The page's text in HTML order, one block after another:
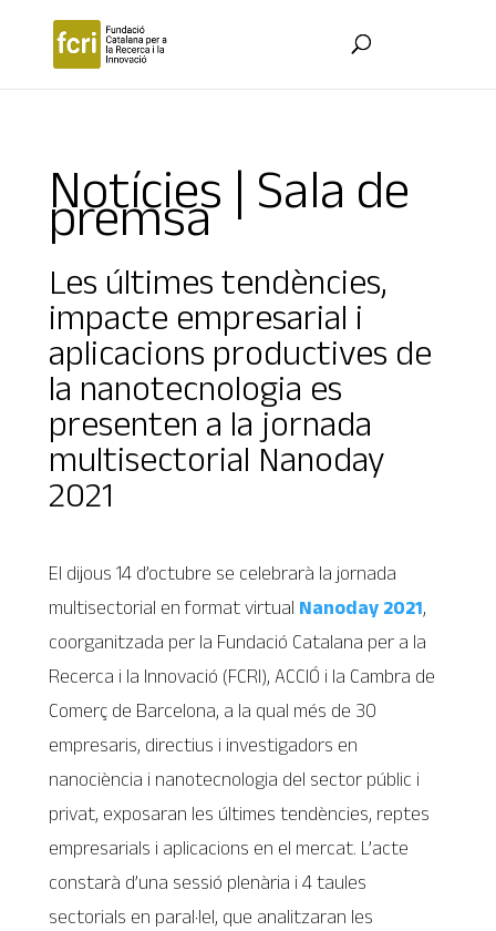
Notícies | Sala de
premsa
Les últimes tendències,
impacte empresarial i
aplicacions productives de
la nanotecnologia es
presenten a la jornada
multisectorial Nanoday
2021
El dijous 14 d’octubre se celebrarà la jornada
multisectorial en format virtual Nanoday 2021,
coorganitzada per la Fundació Catalana per a la
Recerca i la Innovació (FCRI), ACCIÓ i la Cambra de
Comerç de Barcelona, a la qual més de 30
empresaris, directius i investigadors en
nanociència i nanotecnologia del sector públic i
privat, exposaran les últimes tendències, reptes
empresarials i aplicacions en el mercat. L’acte
constarà d’una sessió plenària i 4 taules
sectorials en paral·lel, que analitzaran les